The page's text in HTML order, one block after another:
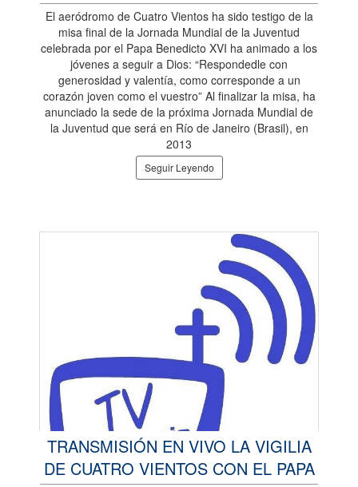
El aeródromo de Cuatro Vientos ha sido testigo de la
misa final de la Jornada Mundial de la Juventud
celebrada por el Papa Benedicto XVI ha animado a los
jóvenes a seguir a Dios: “Respondedle con
generosidad y valentía, como corresponde a un
corazón joven como el vuestro” Al finalizar la misa, ha
anunciado la sede de la próxima Jornada Mundial de
la Juventud que será en Río de Janeiro (Brasil), en
2013
Seguir Leyendo
TRANSMISIÓN EN VIVO LA VIGILIA
DE CUATRO VIENTOS CON EL PAPA